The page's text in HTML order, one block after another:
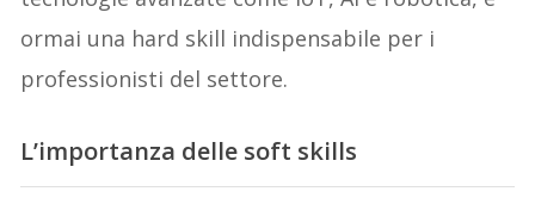
ormai una hard skill indispensabile per i
professionisti del settore.
L’importanza delle soft skills